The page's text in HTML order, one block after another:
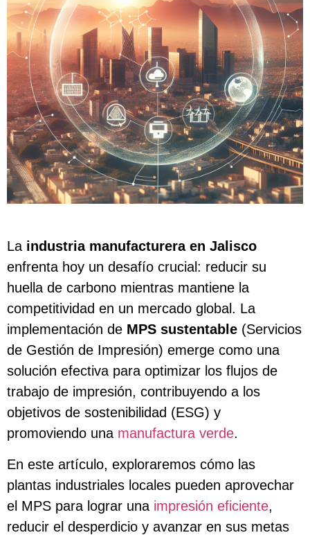
La industria manufacturera en Jalisco
enfrenta hoy un desafío crucial: reducir su
huella de carbono mientras mantiene la
competitividad en un mercado global. La
implementación de MPS sustentable (Servicios
de Gestión de Impresión) emerge como una
solución efectiva para optimizar los flujos de
trabajo de impresión, contribuyendo a los
objetivos de sostenibilidad (ESG) y
promoviendo una manufactura verde.
En este artículo, exploraremos cómo las
plantas industriales locales pueden aprovechar
el MPS para lograr una impresión eficiente,
reducir el desperdicio y avanzar en sus metas